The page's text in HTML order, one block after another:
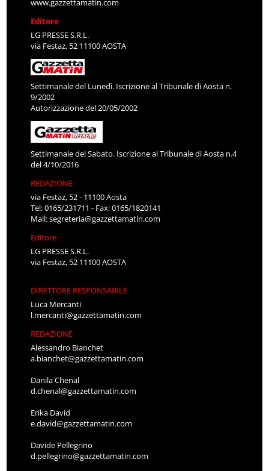
www.gazzettamatin.com
Editore
LG PRESSE S.R.L.
via Festaz, 52 11100 AOSTA
Settimanale del Lunedì. Iscrizione al Tribunale di Aosta n.
9/2002
Autorizzazione del 20/05/2002
Settimanale del Sabato. Iscrizione al Tribunale di Aosta n.4
del 4/10/2016
REDAZIONE
via Festaz, 52 - 11100 Aosta
Tel: 0165/231711 - Fax: 0165/1820141
Mail:segreteria@gazzettamatin.com
Editore
LG PRESSE S.R.L.
via Festaz, 52 11100 AOSTA
DIRETTORE RESPONSABILE
Luca Mercanti
l.mercanti@gazzettamatin.com
REDAZIONE
Alessandro Bianchet
a.bianchet@gazzettamatin.com
Danila Chenal
d.chenal@gazzettamatin.com
Erika David
e.david@gazzettamatin.com
Davide Pellegrino
d.pellegrino@gazzettamatin.com